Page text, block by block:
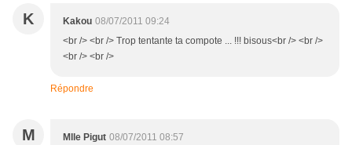
K Kakou 08/07/2011 09:24
<br /> <br /> Trop tentante ta compote ... !!! bisous<br /> <br />
<br /> <br />
Répondre
M Mlle Pigut 08/07/2011 08:57